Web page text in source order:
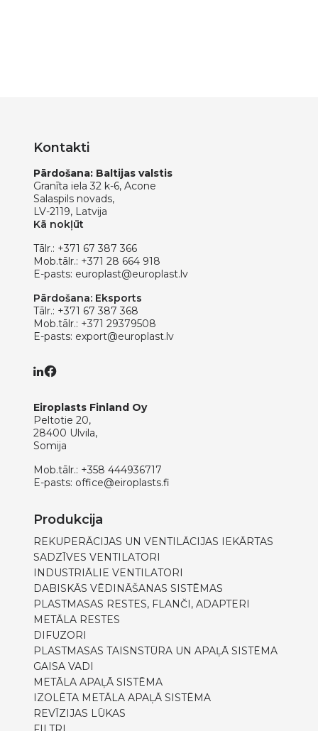
Kontakti
Pārdošana: Baltijas valstis
Granīta iela 32 k-6, Acone
Salaspils novads,
LV-2119, Latvija
Kā nokļūt
Tālr.: +371 67 387 366
Mob.tālr.: +371 28 664 918
E-pasts: europlast@europlast.lv
Pārdošana: Eksports
Tālr.: +371 67 387 368
Mob.tālr.: +371 29379508
E-pasts: export@europlast.lv
Eiroplasts Finland Oy
Peltotie 20,
28400 Ulvila,
Somija
Mob.tālr.: +358 444936717
E-pasts: office@eiroplasts.fi
Produkcija
REKUPERĀCIJAS UN VENTILĀCIJAS IEKĀRTAS
SADZĪVES VENTILATORI
INDUSTRIĀLIE VENTILATORI
DABISKĀS VĒDINĀŠANAS SISTĒMAS
PLASTMASAS RESTES, FLANČI, ADAPTERI
METĀLA RESTES
DIFUZORI
PLASTMASAS TAISNSTŪRA UN APAĻĀ SISTĒMA
GAISA VADI
METĀLA APAĻĀ SISTĒMA
IZOLĒTA METĀLA APAĻĀ SISTĒMA
REVĪZIJAS LŪKAS